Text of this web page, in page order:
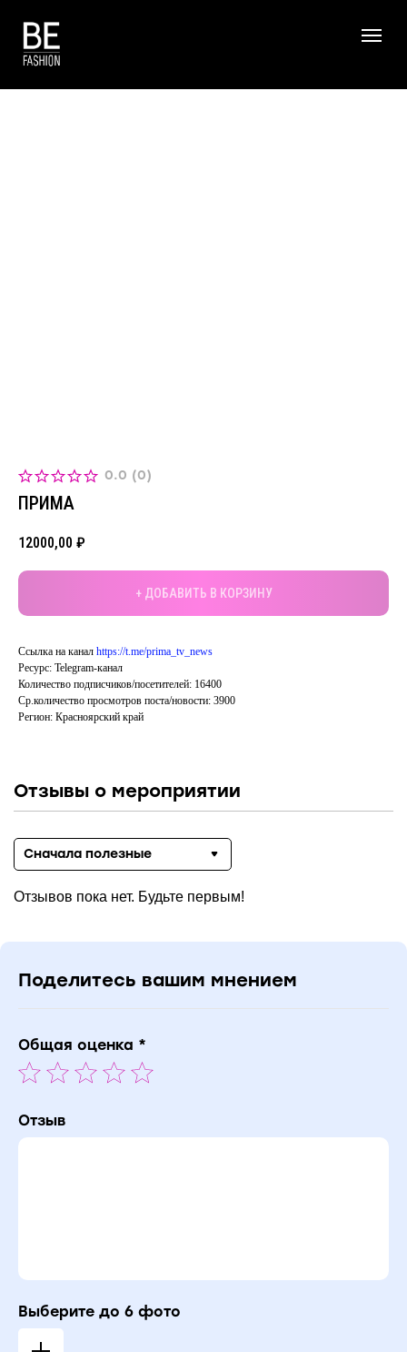
0.0 (0)
ПРИМА
12000,00 ₽
+ ДОБАВИТЬ В КОРЗИНУ
Ссылка на канал https://t.me/prima_tv_news
Ресурс: Telegram-канал
Количество подписчиков/посетителей: 16400
Ср.количество просмотров поста/новости: 3900
Регион: Красноярский край
Отзывы о мероприятии
Сначала полезные
Отзывов пока нет. Будьте первым!
Поделитесь вашим мнением
Общая оценка *
Отзыв
Выберите до 6 фото